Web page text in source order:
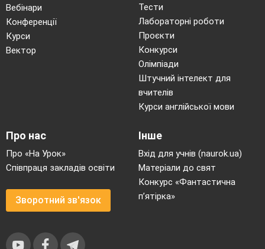
Вебінари
Конференції
Курси
Вектор
Тести
Лабораторні роботи
Проєкти
Конкурси
Олімпіади
Штучний інтелект для
вчителів
Курси англійської мови
Про нас
Про «На Урок»
Співпраця закладів освіти
Зворотний зв'язок
Інше
Вхід для учнів (naurok.ua)
Матеріали до свят
Конкурс «Фантастична
п’ятірка»